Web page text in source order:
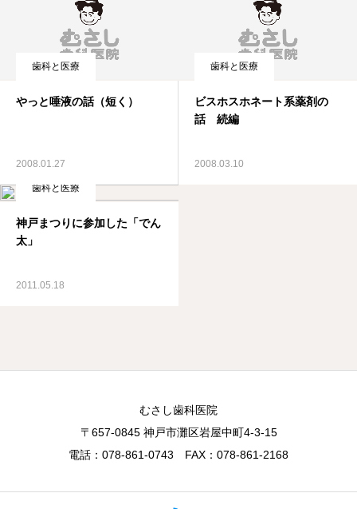
歯科と医療
やっと唾液の話（短く）
2008.01.27
歯科と医療
ビスホスホネート系薬剤の
話 続編
2008.03.10
歯科と医療
神戸まつりに参加した「でん
太」
2011.05.18
むさし歯科医院
〒657-0845 神戸市灘区岩屋中町4-3-15
電話：078-861-0743 FAX：078-861-2168